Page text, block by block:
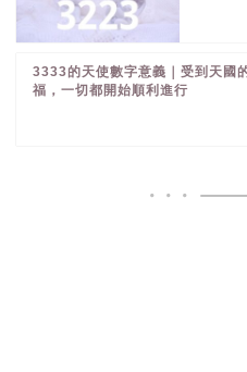
3333的天使數字意義｜受到天國
福，一切都開始順利進行